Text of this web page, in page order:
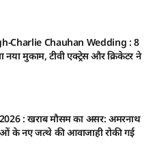
Charlie Chauhan Wedding : 8
नया मुकाम, टीवी एक्ट्रेस और क्रिकेटर ने
: खराब मौसम का असर: अमरनाथ
के नए जत्थे की आवाजाही रोकी गई